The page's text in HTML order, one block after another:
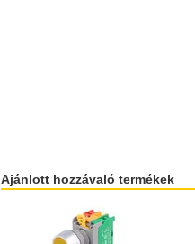
Ajánlott hozzávaló termékek